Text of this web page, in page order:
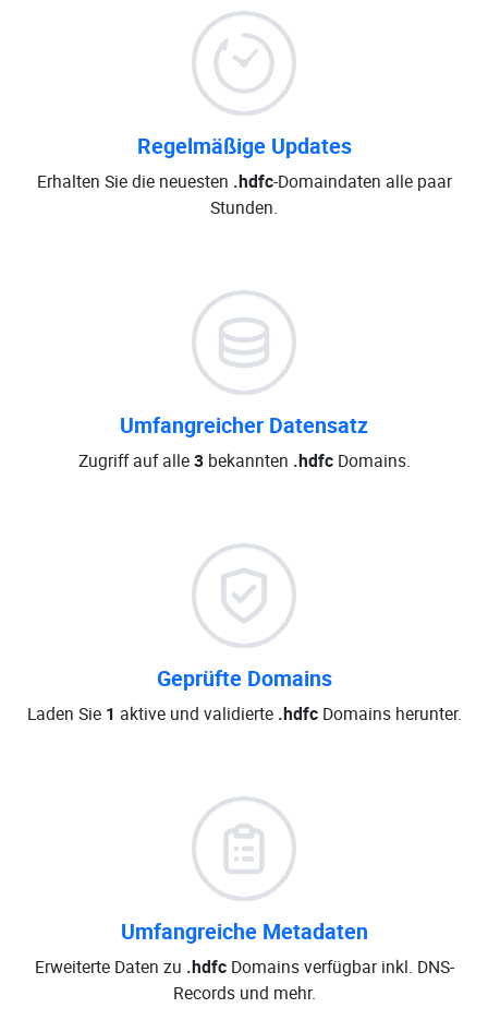
Regelmäßige Updates
Erhalten Sie die neuesten .hdfc-Domaindaten alle paar
Stunden.
Umfangreicher Datensatz
Zugriff auf alle3bekannten .hdfcDomains.
Geprüfte Domains
Laden Sie 1 aktive und validierte .hdfcDomains herunter.
Umfangreiche Metadaten
Erweiterte Daten zu .hdfcDomains verfügbar inkl. DNS-
Records und mehr.